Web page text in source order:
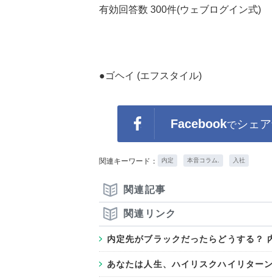
有効回答数 300件(ウェブログイン式)
●ゴヘイ (エフスタイル)
Facebookでシェア
関連キーワード： 内定 本音コラム. 入社
関連記事
関連リンク
内定先がブラックだったらどうする？
あなたは人生、ハイリスクハイリター